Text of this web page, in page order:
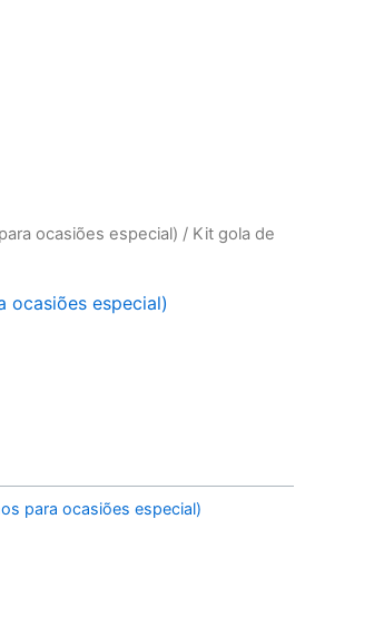
ocasiões especial) / Kit gola de
ocasiões especial)
para ocasiões especial)